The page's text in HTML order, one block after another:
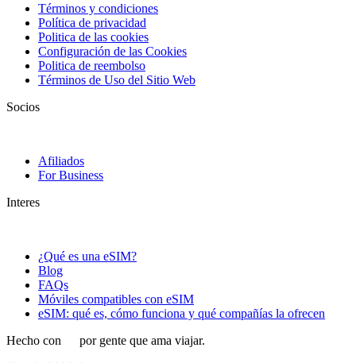
Términos y condiciones
Política de privacidad
Politica de las cookies
Configuración de las Cookies
Politica de reembolso
Términos de Uso del Sitio Web
Socios
Afiliados
For Business
Interes
¿Qué es una eSIM?
Blog
FAQs
Móviles compatibles con eSIM
eSIM: qué es, cómo funciona y qué compañías la ofrecen
Hecho con
por gente que ama viajar.